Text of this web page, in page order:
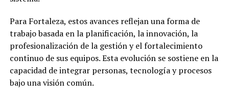
Para Fortaleza, estos avances reflejan una forma de
trabajo basada en la planificación, la innovación, la
profesionalización de la gestión y el fortalecimiento
continuo de sus equipos. Esta evolución se sostiene en la
capacidad de integrar personas, tecnología y procesos
bajo una visión común.